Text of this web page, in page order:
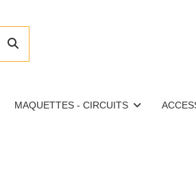
MAQUETTES - CIRCUITS